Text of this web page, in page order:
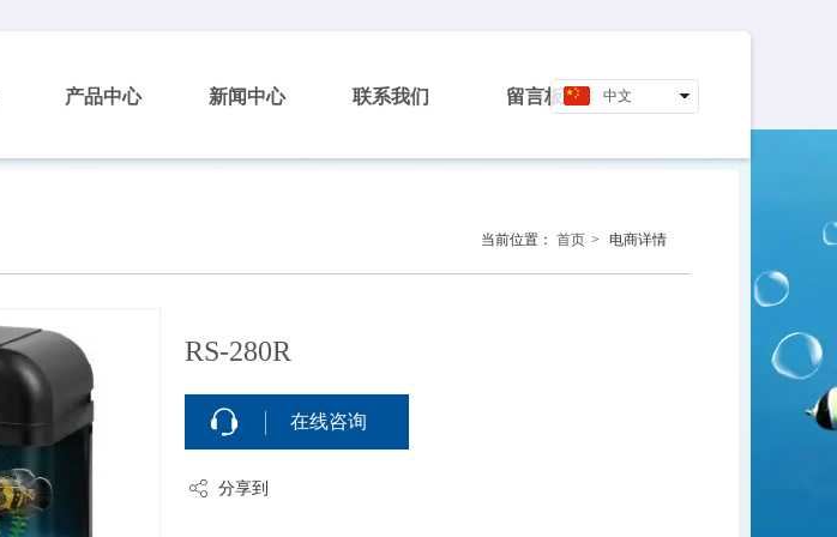
中文
产品中心 新闻中心 联系我们 留言板
当前位置： 首页 > 电商详情
RS-280R
在线咨询
分享到